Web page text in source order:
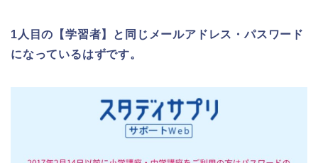
1人目の【学習者】と同じメールアドレス・パスワード
になっているはずです。